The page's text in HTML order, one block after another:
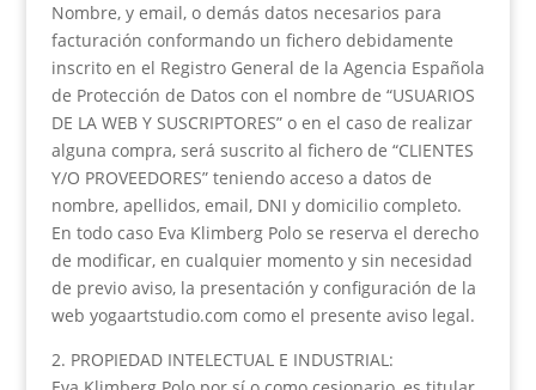
Nombre, y email, o demás datos necesarios para
facturación conformando un fichero debidamente
inscrito en el Registro General de la Agencia Española
de Protección de Datos con el nombre de “USUARIOS
DE LA WEB Y SUSCRIPTORES” o en el caso de realizar
alguna compra, será suscrito al fichero de “CLIENTES
Y/O PROVEEDORES” teniendo acceso a datos de
nombre, apellidos, email, DNI y domicilio completo.
En todo caso Eva Klimberg Polo se reserva el derecho
de modificar, en cualquier momento y sin necesidad
de previo aviso, la presentación y configuración de la
web yogaartstudio.com como el presente aviso legal.
2. PROPIEDAD INTELECTUAL E INDUSTRIAL: